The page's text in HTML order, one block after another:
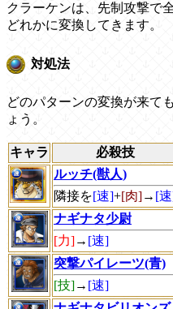
クラーケンは、先制攻撃で
どれかに変換してきます。
対処法
どのパターンの変換が来て
ょう。
キャラ
必殺技
ルッチ(獣人)
隣接を[速]+[肉]→ [
ナギナタ少尉
[力]→ [速]
突撃パイレーツ(青)
[技]→ [速]